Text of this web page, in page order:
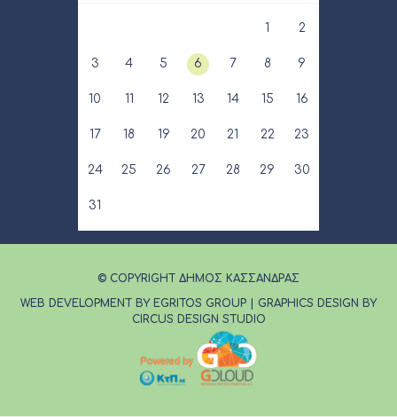
1 2
3 4 5 6 7 8 9
10 11 12 13 14 15 16
17 18 19 20 21 22 23
24 25 26 27 28 29 30
31
© COPYRIGHT ΔΗΜΟΣ ΚΑΣΣΑΝΔΡΑΣ
WEB DEVELOPMENT BY EGRITOS GROUP
GRAPHICS DESIGN BY
CIRCUS DESIGN STUDIO